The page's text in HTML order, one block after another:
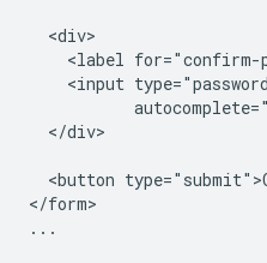
  <div>
<label
<input
  </div>
<button
</form>